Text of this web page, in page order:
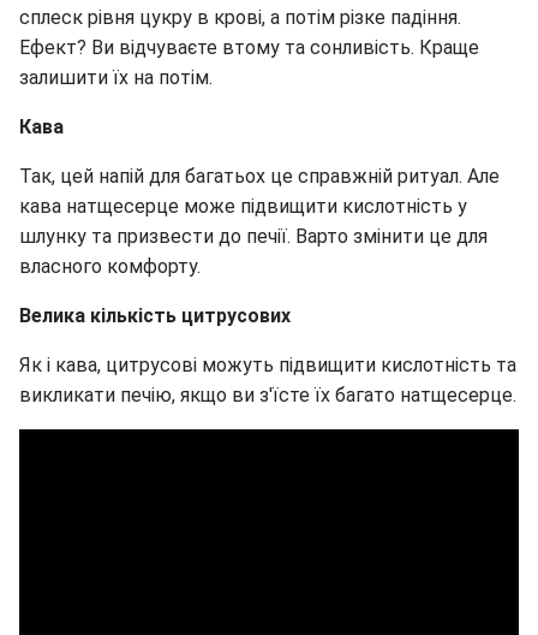
сплеск рівня цукру в крові, а потім різке падіння.
Ефект? Ви відчуваєте втому та сонливість. Краще
залишити їх на потім.
Кава
Так, цей напій для багатьох це справжній ритуал. Але
кава натщесерце може підвищити кислотність у
шлунку та призвести до печії. Варто змінити це для
власного комфорту.
Велика кількість цитрусових
Як і кава, цитрусові можуть підвищити кислотність та
викликати печію, якщо ви з'їсте їх багато натщесерце.